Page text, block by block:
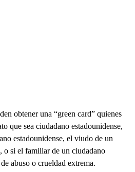
obtener una “green card” quienes
que sea ciudadano estadounidense,
estadounidense, el viudo de un
o si el familiar de un ciudadano
abuso o crueldad extrema.